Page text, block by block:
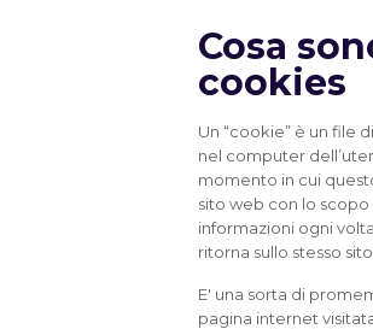
Cosa
cookies
Un “cookie” è un file
nel computer
momento in cui
sito web con lo scopo
informazioni ogni
ritorna sullo stesso sito.
E' una sorta di
pagina internet